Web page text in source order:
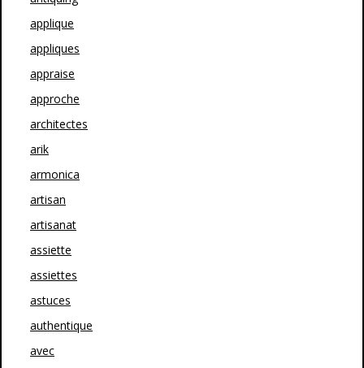
applique
appliques
appraise
approche
architectes
arik
armonica
artisan
artisanat
assiette
assiettes
astuces
authentique
avec